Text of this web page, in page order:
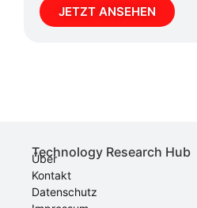
JETZT ANSEHEN
Technology Research Hub
Über
Kontakt
Datenschutz